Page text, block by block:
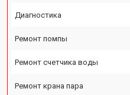
Диагностика
Ремонт помпы
Ремонт счетчика воды
Ремонт крана пара